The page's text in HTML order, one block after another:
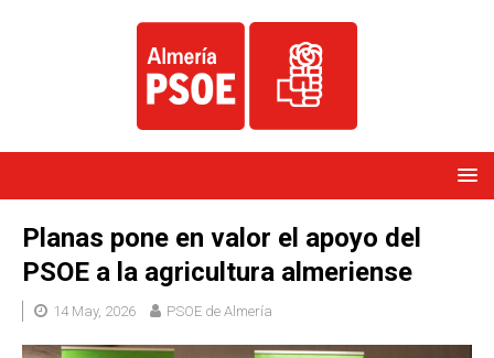
Planas pone en valor el apoyo del
PSOE a la agricultura almeriense
14 May, 2026 PSOE de Almería